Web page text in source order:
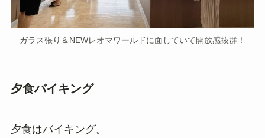
ガラス張り＆NEWレオマワールドに面していて開放感抜群！
夕食バイキング
夕食はバイキング。